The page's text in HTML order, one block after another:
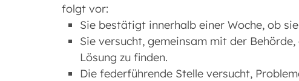
folgt vor:
Sie bestätigt innerhalb einer Woche, ob
Sie versucht, gemeinsam mit der
Lösung zu finden.
Die federführende Stelle versucht,